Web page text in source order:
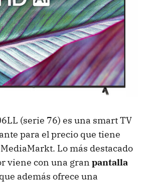
(serie 76) es una smart TV
para el precio que tiene
Lo más destacado
viene con una gran pantalla
además ofrece una